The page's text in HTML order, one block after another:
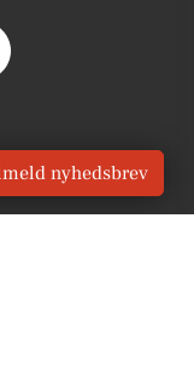
nyhedsbrev